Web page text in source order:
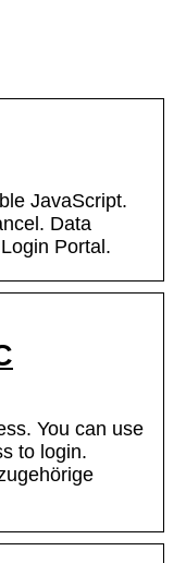
JavaScript.
Data
Portal.
You can use
to login.